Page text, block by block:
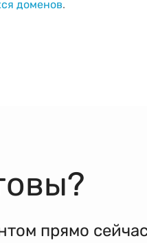
доменов.
прямо